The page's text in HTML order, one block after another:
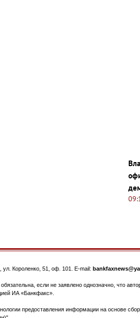
ул. Короленко, 51, оф. 101 . E-mail:
если не заявлено однозначно, что
ИА «Банкфакс».
предоставления информации на основе